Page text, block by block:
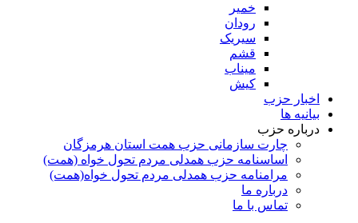
خمیر
رودان
سیریک
قشم
میناب
کیش
اخبار حزب
بیانیه ها
درباره حزب
چارت سازمانی حزب همت استان هرمزگان
اساسنامه حزب همدلی مردم تحول خواه (همت)
مرامنامه حزب همدلی مردم تحول خواه(همت)
درباره ما
تماس با ما